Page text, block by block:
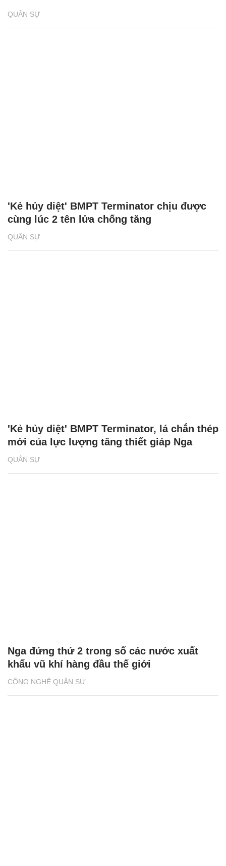
QUÂN SỰ
QUÂN SỰ
'Kẻ hủy diệt' BMPT Terminator chịu được
cùng lúc 2 tên lửa chống tăng
QUÂN SỰ
'Kẻ hủy diệt' BMPT Terminator, lá chắn thép
mới của lực lượng tăng thiết giáp Nga
CÔNG NGHỆ QUÂN SỰ
Nga đứng thứ 2 trong số các nước xuất
khẩu vũ khí hàng đầu thế giới